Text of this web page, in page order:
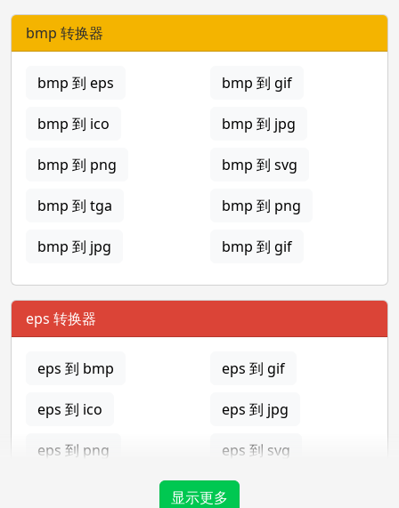
bmp 转换器
bmp 到 eps bmp 到 gif
bmp 到 ico bmp 到 jpg
bmp 到 png bmp 到 svg
bmp 到 tga bmp 到 png
bmp 到 jpg bmp 到 gif
eps 转换器
eps 到 bmp eps 到 gif
eps 到 ico eps 到 jpg
eps 到 png eps 到 svg
显示更多